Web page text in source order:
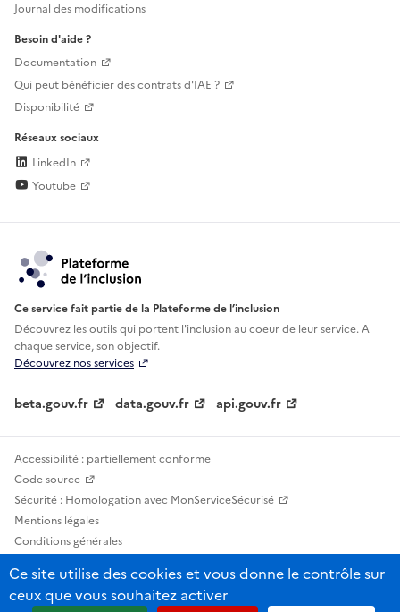
Journal des modifications
Besoin d'aide ?
Documentation
Qui peut bénéficier des contrats d'IAE ?
Disponibilité
Réseaux sociaux
LinkedIn
Youtube
Ce service fait partie de la Plateforme de l’inclusion
Découvrez les outils qui portent l'inclusion aucoeur de leur service. A
chaque service, son objectif.
Découvrez nos services
beta.gouv.fr data.gouv.fr api.gouv.fr
Accessibilité : partiellement conforme
Code source
Sécurité : Homologation avec MonServiceSécurisé
Mentions légales
Conditions générales
Statistiques, lexiques et indicateurs
Sauf mention contraire, tous les contenus de ce site sont sous licence
Ce site utilise des cookies et vous donne le contrôle sur
ceux que vous souhaitez activer